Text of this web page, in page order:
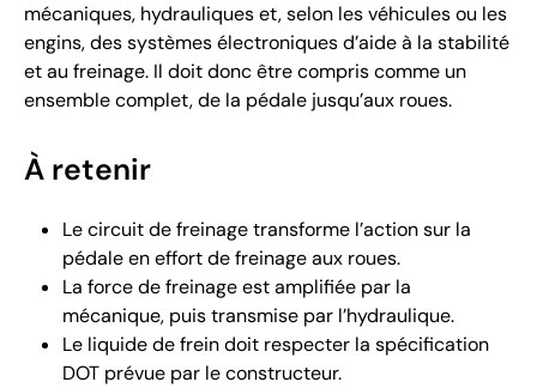
mécaniques, hydrauliques et, selon les véhicules ou les
engins, des systèmes électroniques d’aide à la stabilité
et au freinage. Il doit donc être compris comme un
ensemble complet, de la pédale jusqu’aux roues.
À retenir
Le circuit de freinage transforme l’action sur la
pédale en effort de freinage aux roues.
La force de freinage est amplifiée par la
mécanique, puis transmise par l’hydraulique.
Le liquide de frein doit respecter la spécification
DOT prévue par le constructeur.